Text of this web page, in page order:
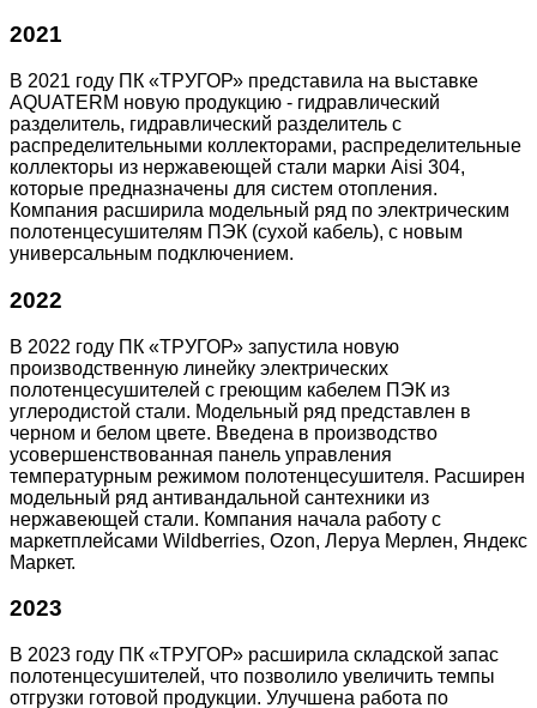
2021
В 2021 году ПК «ТРУГОР» представила на выставке
AQUATERM новую продукцию - гидравлический
разделитель, гидравлический разделитель с
распределительными коллекторами, распределительные
коллекторы из нержавеющей стали марки Aisi 304,
которые предназначены для систем отопления.
Компания расширила модельный ряд по электрическим
полотенцесушителям ПЭК (сухой кабель), с новым
универсальным подключением.
2022
В 2022 году ПК «ТРУГОР» запустила новую
производственную линейку электрических
полотенцесушителей с греющим кабелем ПЭК из
углеродистой стали. Модельный ряд представлен в
черном и белом цвете. Введена в производство
усовершенствованная панель управления
температурным режимом полотенцесушителя. Расширен
модельный ряд антивандальной сантехники из
нержавеющей стали. Компания начала работу с
маркетплейсами Wildberries, Ozon, Леруа Мерлен, Яндекс
Маркет.
2023
В 2023 году ПК «ТРУГОР» расширила складской запас
полотенцесушителей, что позволило увеличить темпы
отгрузки готовой продукции. Улучшена работа по